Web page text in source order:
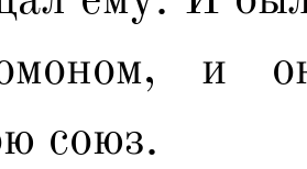
и
союз.